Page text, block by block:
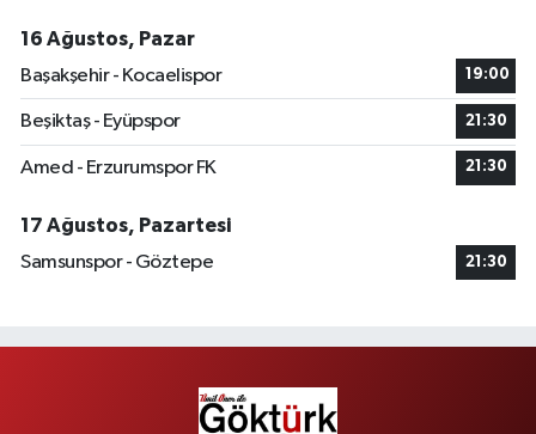
16 Ağustos, Pazar
Başakşehir - Kocaelispor
19:00
Beşiktaş - Eyüpspor 21:30
Amed - Erzurumspor FK 21:30
17 Ağustos, Pazartesi
Samsunspor - Göztepe
21:30